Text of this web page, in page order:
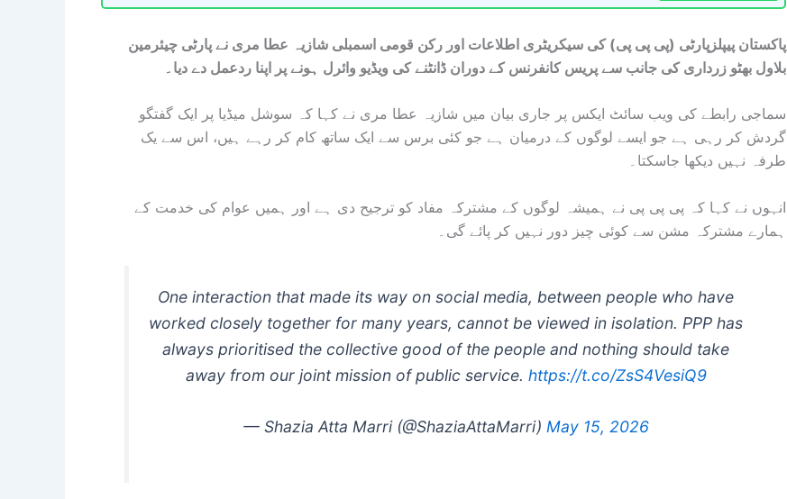
پاکستان پیپلزپارٹی (پی پی پی) کی سیکریٹری اطلاعات اور رکن قومی اسمبلی شازیہ عطا مری نے پارٹی چیئرمین
بلاول بھٹو زرداری کی جانب سے پریس کانفرنس کے دوران ڈانٹنے کی ویڈیو وائرل ہونے پر اپنا ردعمل دے دیا۔
سماجی رابطے کی ویب سائٹ ایکس پر جاری بیان میں شازیہ عطا مری نے کہا کہ سوشل میڈیا پر ایک گفتگو
گردش کر رہی ہے جو ایسے لوگوں کے درمیان ہے جو کئی برس سے ایک ساتھ کام کر رہے ہیں، اس سے یک
طرفہ نہیں دیکھا جاسکتا۔
انہوں نے کہا کہ پی پی پی نے ہمیشہ لوگوں کے مشترکہ مفاد کو ترجیح دی ہے اور ہمیں عوام کی خدمت کے
ہمارے مشترکہ مشن سے کوئی چیز دور نہیں کر پائے گی۔
One interaction that made its way on social media, between people who have
worked closely together for many years, cannot be viewed in isolation. PPP has
always prioritised the collective good of the people and nothing should take
away from our joint mission of public service. https://t.co/ZsS4VesiQ9
— Shazia Atta Marri (@ShaziaAttaMarri) May 15, 2026